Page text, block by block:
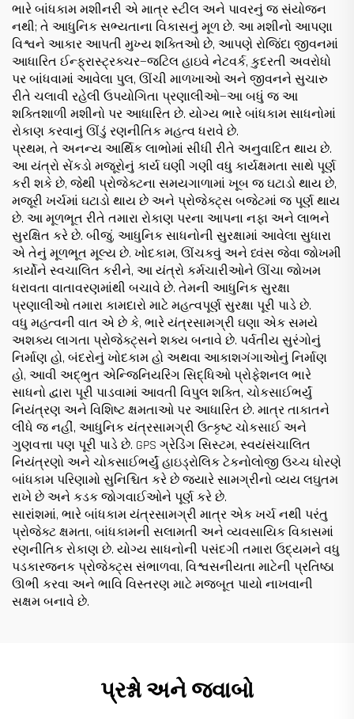
ભારે બાંધકામ મશીનરી એ માત્ર સ્ટીલ અને પાવરનું જ સંયોજન
નથી; તે આધુનિક સભ્યતાના વિકાસનું મૂળ છે. આ મશીનો આપણા
વિશ્વને આકાર આપતી મુખ્ય શક્તિઓ છે, આપણે રોજિંદા જીવનમાં
આધારિત ઈન્ફ્રાસ્ટ્રક્ચર—જટિલ હાઇવે નેટવર્ક, કુદરતી અવરોધો
પર બાંધવામાં આવેલા પુલ, ઊંચી માળખાઓ અને જીવનને સુચારુ
રીતે ચલાવી રહેલી ઉપયોગિતા પ્રણાલીઓ—આ બધું જ આ
શક્તિશાળી મશીનો પર આધારિત છે. યોગ્ય ભારે બાંધકામ સાધનોમાં
રોકાણ કરવાનું ઊંડું રણનીતિક મહત્વ ધરાવે છે.
પ્રથમ, તે અનન્ય આર્થિક લાભોમાં સીધી રીતે અનુવાદિત થાય છે.
આ યંત્રો સેંકડો મજૂરોનું કાર્ય ઘણી ગણી વધુ કાર્યક્ષમતા સાથે પૂર્ણ
કરી શકે છે, જેથી પ્રોજેક્ટના સમયગાળામાં ખૂબ જ ઘટાડો થાય છે,
મજૂરી ખર્ચમાં ઘટાડો થાય છે અને પ્રોજેક્ટ્સ બજેટમાં જ પૂર્ણ થાય
છે. આ મૂળભૂત રીતે તમારા રોકાણ પરના આપના નફા અને લાભને
સુરક્ષિત કરે છે. બીજું, આધુનિક સાધનોની સુરક્ષામાં આવેલા સુધારા
એ તેનું મૂળભૂત મૂલ્ય છે. ખોદકામ, ઊંચકવું અને ધ્વંસ જેવા જોખમી
કાર્યોને સ્વચાલિત કરીને, આ યંત્રો કર્મચારીઓને ઊંચા જોખમ
ધરાવતા વાતાવરણમાંથી બચાવે છે. તેમની આધુનિક સુરક્ષા
પ્રણાલીઓ તમારા કામદારો માટે મહત્વપૂર્ણ સુરક્ષા પૂરી પાડે છે.
વધુ મહત્વની વાત એ છે કે, ભારે યંત્રસામગ્રી ઘણા એક સમયે
અશક્ય લાગતા પ્રોજેક્ટ્સને શક્ય બનાવે છે. પર્વતીય સુરંગોનું
નિર્માણ હો, બંદરોનું ખોદકામ હો અથવા આકાશગંગાઓનું નિર્માણ
હો, આવી અદ્ભુત એન્જિનિયરિંગ સિદ્ધિઓ પ્રોફેશનલ ભારે
સાધનો દ્વારા પૂરી પાડવામાં આવતી વિપુલ શક્તિ, ચોકસાઈભર્યું
નિયંત્રણ અને વિશિષ્ટ ક્ષમતાઓ પર આધારિત છે. માત્ર તાકાતને
લીધે જ નહીં, આધુનિક યંત્રસામગ્રી ઉત્કૃષ્ટ ચોકસાઈ અને
ગુણવત્તા પણ પૂરી પાડે છે. GPS ગ્રેડિંગ સિસ્ટમ, સ્વયંસંચાલિત
નિયંત્રણો અને ચોકસાઈભર્યું હાઇડ્રોલિક ટેકનોલોજી ઉચ્ચ ધોરણે
બાંધકામ પરિણામો સુનિશ્ચિત કરે છે જ્યારે સામગ્રીનો વ્યય લઘુતમ
રાખે છે અને કડક જોગવાઈઓને પૂર્ણ કરે છે.
સારાંશમાં, ભારે બાંધકામ યંત્રસામગ્રી માત્ર એક ખર્ચ નથી પરંતુ
પ્રોજેક્ટ ક્ષમતા, બાંધકામની સલામતી અને વ્યવસાયિક વિકાસમાં
રણનીતિક રોકાણ છે. યોગ્ય સાધનોની પસંદગી તમારા ઉદ્યમને વધુ
પડકારજનક પ્રોજેક્ટ્સ સંભાળવા, વિશ્વસનીયતા માટેની પ્રતિષ્ઠા
ઊભી કરવા અને ભાવિ વિસ્તરણ માટે મજબૂત પાયો નાખવાની
સક્ષમ બનાવે છે.
પ્રશ્નો અને જવાબો